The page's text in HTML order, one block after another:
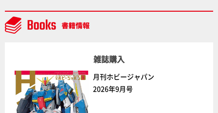
NEWITEM】
雑誌購入
月刊ホビージャパン
2026年9月号